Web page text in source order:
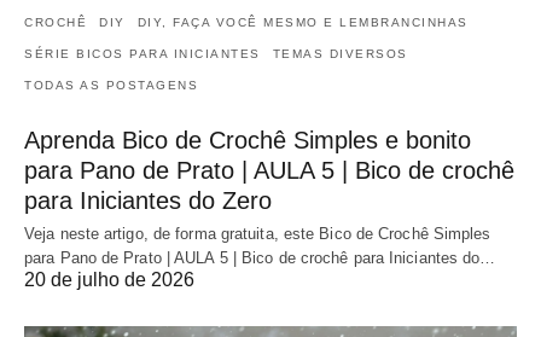
CROCHÊ DIY DIY, FAÇA VOCÊ MESMO E LEMBRANCINHAS
SÉRIE BICOS PARA INICIANTES TEMAS DIVERSOS
TODAS AS POSTAGENS
Aprenda Bico de Crochê Simples e bonito
para Pano de Prato | AULA 5 | Bico de crochê
para Iniciantes do Zero
Veja neste artigo, de forma gratuita, este Bico de Crochê Simples
para Pano de Prato | AULA 5 | Bico de crochê para Iniciantes do…
20 de julho de 2026